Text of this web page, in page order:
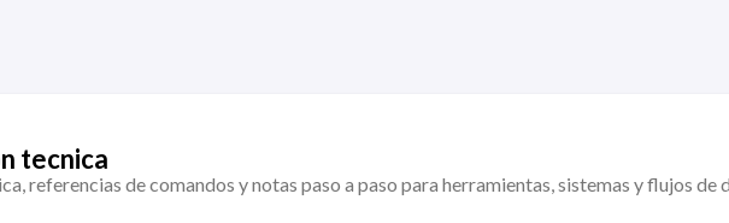
tecnica
referencias de comandos y notas paso a paso para herramientas, sistemas y flujos de